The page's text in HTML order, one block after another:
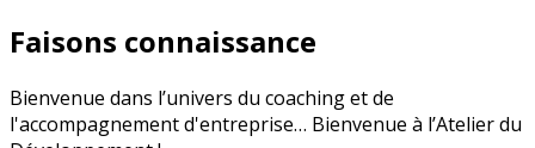
Faisons connaissance
Bienvenue dans l’univers du coaching et de
l'accompagnement d'entreprise… Bienvenue à l’Atelier du